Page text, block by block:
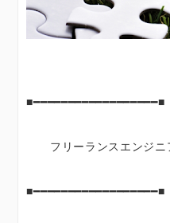
■━━━━━━━━━━━━━━━━━━■
フリーランスエンジ
■━━━━━━━━━━━━━━━━━━■